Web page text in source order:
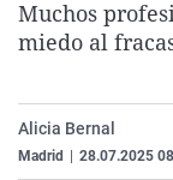
Muchos
miedo al
Alicia Bernal
Madrid 28.07.2025